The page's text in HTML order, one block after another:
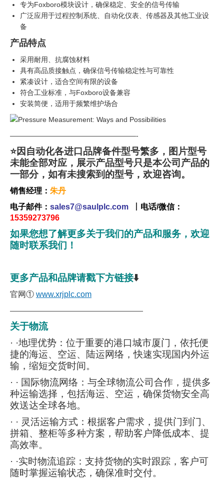
专为Foxboro模块设计，确保稳定、安全的信号传输
广泛应用于过程控制系统、自动化仪表、传感器及其他工业设
备
产品特点
采用耐用、抗腐蚀材料
具有高品质接触点，确保信号传输稳定性与可靠性
紧凑设计，适合空间有限的设备
符合工业标准，与Foxboro设备兼容
安装简便，适用于频繁维护场合
——————————————————-
⭐因自动化各进口品牌备件型号繁多，图片型号
未能全部对应，展示产品型号只是本公司产品的
一部分，如有未搜索到的型号，欢迎咨询。
销售经理： 朱丹
电子邮件： sales7@saulplc.com
电话/微信：
15359273796
如果您想了解更多关于我们的产品和服务，欢迎
随时联系我们！
更多产品和品牌请戳下方链接⬇️
官网① www.xrjplc.com
———————————————————
关于物流
· ·地理优势：位于重要的港口城市厦门，依托便
捷的海运、空运、陆运网络，快速实现国内外运
输，缩短交货时间。
· · 国际物流网络：与全球物流公司合作，提供多
种运输选择，包括海运、空运，确保货物安全高
效送达全球各地。
· · 灵活运输方式：根据客户需求，提供门到门、
拼箱、整柜等多种方案，帮助客户降低成本、提
高效率。
· ·实时物流追踪：支持货物的实时跟踪，客户可
随时掌握运输状态，确保准时交付。